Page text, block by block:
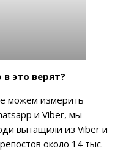
это верят?
можем измерить
и Viber, мы
вытащили из Viber и
около 14 тыс.